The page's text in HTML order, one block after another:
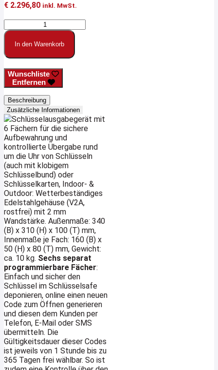
€ 2.296,80 inkl. MwSt.
Schlüsselausgabe-
mit
Code,
Edelstahl
V2A,
6
Fächer
Menge
In den Warenkorb
Wunschliste
Entfernen
Beschreibung
Zusätzliche Informationen
Schlüsselausgabegerät mit
6 Fächern für die sichere
Aufbewahrung und
kontrollierte Übergabe rund
um die Uhr von Schlüsseln
(auch mit klobigem
Schlüsselbund) oder
Schlüsselkarten, Indoor- &
Outdoor: Wetterbeständiges
Edelstahlgehäuse (V2A,
rostfrei) mit 2 mm
Wandstärke. Außenmaße: 340
(B) x 310 (H) x 100 (T) mm,
Innenmaße je Fach: 160 (B) x
50 (H) x 80 (T) mm, Gewicht:
ca. 10 kg. Sechs separat
programmierbare Fächer:
Einfach und sicher den
Schlüssel im Schlüsselsafe
deponieren, online einen neuen
Code zum Öffnen generieren
und diesen dem Kunden per
Telefon, E-Mail oder SMS
übermitteln. Die
Gültigkeitsdauer dieser Codes
ist jeweils von 1 Stunde bis zu
365 Tagen frei wählbar. So ist